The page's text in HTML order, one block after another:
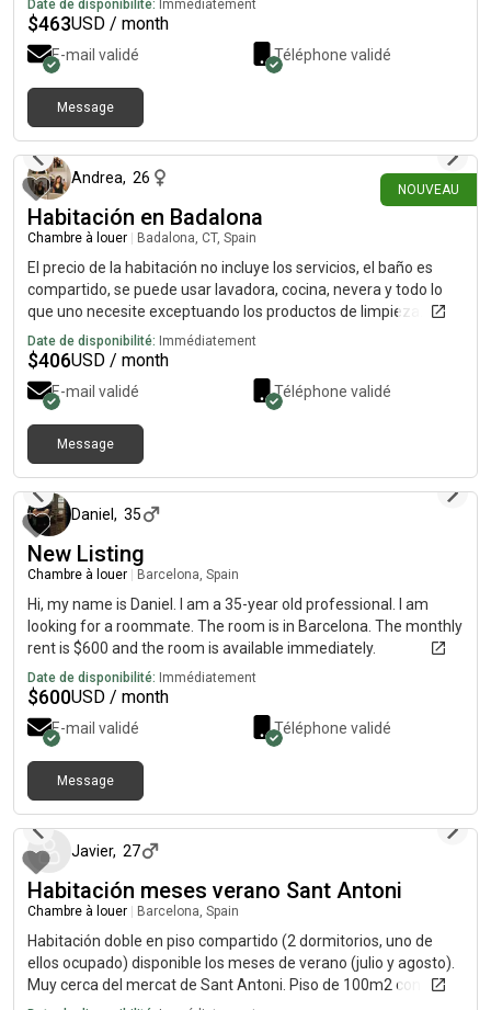
incluidos en el precio.
Date de disponibilité: Immédiatement
$463USD / month
E-mail validé Téléphone validé
Message
NOUVEAU
Andrea, 26
Habitación en Badalona
Chambre à louer Badalona, CT, Spain
El precio de la habitación no incluye los servicios, el baño es
compartido, se puede usar lavadora, cocina, nevera y todo lo
que uno necesite exceptuando los productos de limpieza. es un
ambiente tranquilo y amistoso. Estamos ubicados en una muy
buena zona, la zona de transporte bien ubicada, el
supermercado, el ambulatorio... casi todo cerca. La habitación
estará disponible a partir del mes de agosto 2026, no antes,
Gracias.
Date de disponibilité: Immédiatement
$406USD / month
E-mail validé Téléphone validé
Message
Daniel , 35
New Listing
Chambre à louer Barcelona, Spain
Hi, my name is Daniel. I am a 35-year old professional. I am
looking for a roommate. The room is in Barcelona. The monthly
rent is $600 and the room is available immediately.
Date de disponibilité: Immédiatement
$600USD / month
E-mail validé Téléphone validé
Message
Javier, 27
Habitación meses verano Sant Antoni
Chambre à louer Barcelona, Spain
Habitación doble en piso compartido (2 dormitorios, uno de
ellos ocupado) disponible los meses de verano (julio y agosto).
Muy cerca del mercat de Sant Antoni. Piso de 100m2 con baño